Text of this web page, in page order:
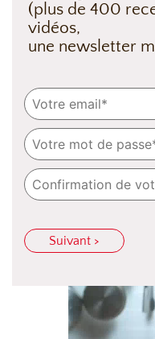
(plus de 400
vidéos,
une newsletter
Suivant >